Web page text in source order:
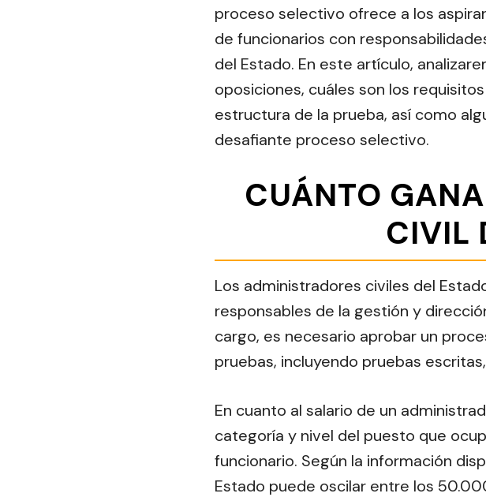
proceso selectivo ofrece a los
de funcionarios con
del Estado. En este artículo,
oposiciones, cuáles son los
estructura de la prueba, así como
desafiante proceso selectivo.
CUÁNTO
CIVIL
Los administradores civiles del
responsables de la gestión y
cargo, es necesario aprobar un
pruebas, incluyendo pruebas
En cuanto al salario de un
categoría y nivel del puesto que
funcionario. Según la información
Estado puede oscilar entre los